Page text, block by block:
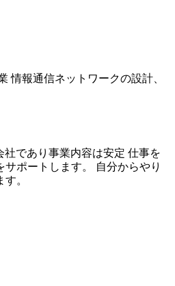
情報通信ネットワークの設計、
であり事業内容は安定 仕事を
ポートします。 自分からやり
。